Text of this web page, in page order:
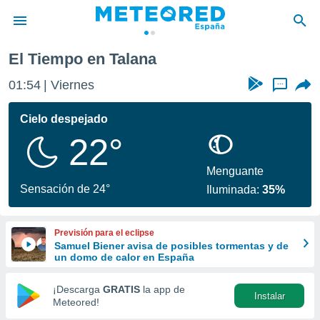
de
por
se
calidad.
a este
las
y
forma
digital
basada
El Tiempo en Talana
01:54 Viernes ...
Cielo despejado
22°
Sensación de 24°
Menguante
Iluminada:35%
Previsión para el eclipse
Samuel Biener avisa de posibles tormentas y de
un domo de calor en España
¡Descarga GRATIS la app de
Meteored!
Instalar